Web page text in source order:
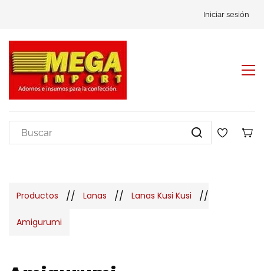
Iniciar sesión
Productos // Lanas // Lanas Kusi Kusi //
Amigurumi